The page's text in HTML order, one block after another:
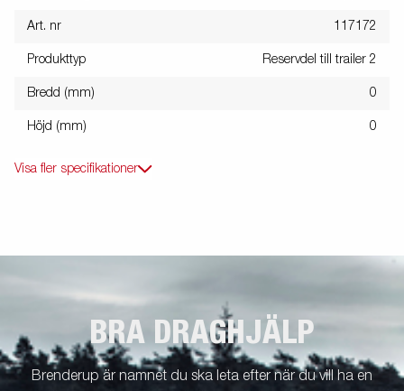
Art. nr 117172
Produkttyp Reservdel till trailer 2
Bredd (mm) 0
Höjd (mm) 0
Visa fler specifikationer
BRA DRAGHJÄLP
Brenderup är namnet du ska leta efter när du vill ha en